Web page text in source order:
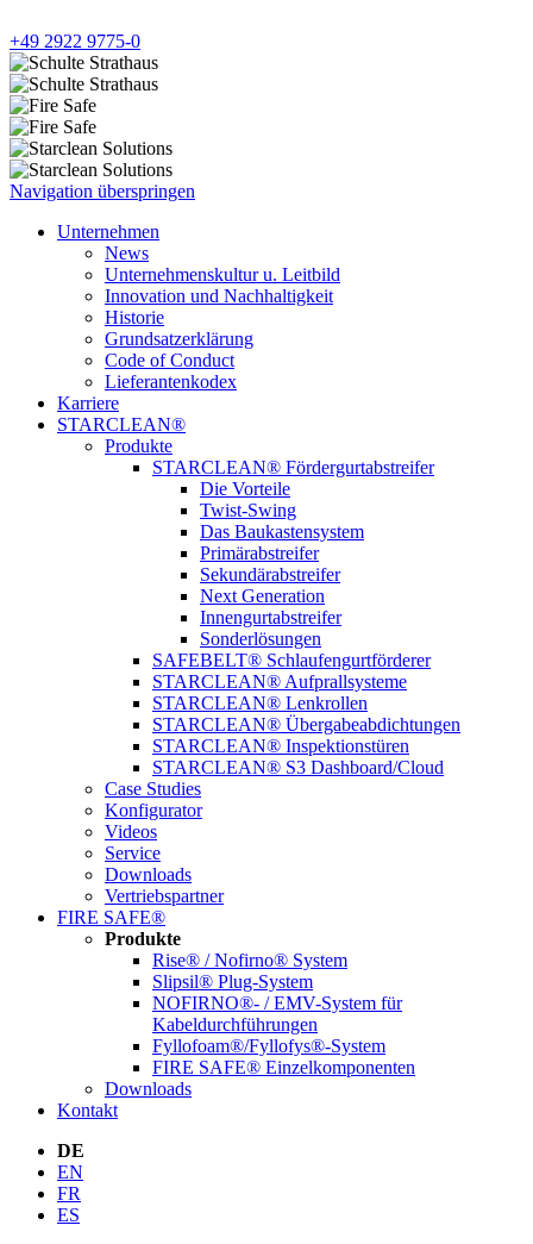
+49 2922 9775-0
Navigation überspringen
Unternehmen
News
Unternehmenskultur u. Leitbild
Innovation und Nachhaltigkeit
Historie
Grundsatzerklärung
Code of Conduct
Lieferantenkodex
Karriere
STARCLEAN®
Produkte
STARCLEAN® Fördergurtabstreifer
Die Vorteile
Twist-Swing
Das Baukastensystem
Primärabstreifer
Sekundärabstreifer
Next Generation
Innengurtabstreifer
Sonderlösungen
SAFEBELT® Schlaufengurtförderer
STARCLEAN® Aufprallsysteme
STARCLEAN® Lenkrollen
STARCLEAN® Übergabeabdichtungen
STARCLEAN® Inspektionstüren
STARCLEAN® S3 Dashboard/Cloud
Case Studies
Konfigurator
Videos
Service
Downloads
Vertriebspartner
FIRE SAFE®
Produkte
Rise® / Nofirno® System
Slipsil® Plug-System
NOFIRNO®- / EMV-System für
Kabeldurchführungen
Fyllofoam®/Fyllofys®-System
FIRE SAFE® Einzelkomponenten
Downloads
Kontakt
DE
EN
FR
ES